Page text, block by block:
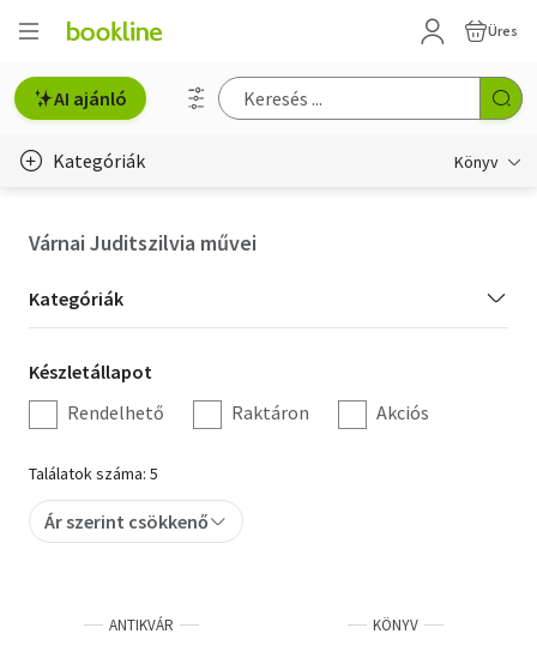
Üres
AI ajánló
Kategóriák Könyv
Hobbi, szabadidő
Irodalom
Művészet
Szakkönyv
Tankönyv, segédkönyv
Várnai Juditszilvia művei
Kategória
szűrés
Kategóriák
Készletállapot
szűrés
Készletállapot
Rendelhető
Raktáron Akciós
Találatok száma: 5
Ár szerint csökkenő
ANTIKVÁR KÖNYV